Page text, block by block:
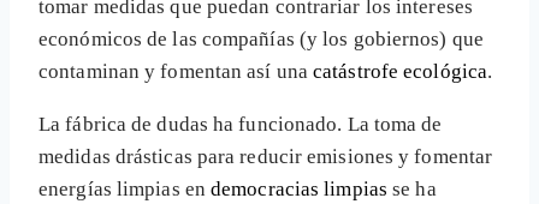
tomar medidas que puedan contrariar los intereses
económicos de las compañías (y los gobiernos) que
contaminan y fomentan así unacatástrofe ecológica.
La fábrica de dudas ha funcionado. La toma de
medidas drásticas para reducir emisiones y fomentar
energías limpias endemocracias limpias se ha